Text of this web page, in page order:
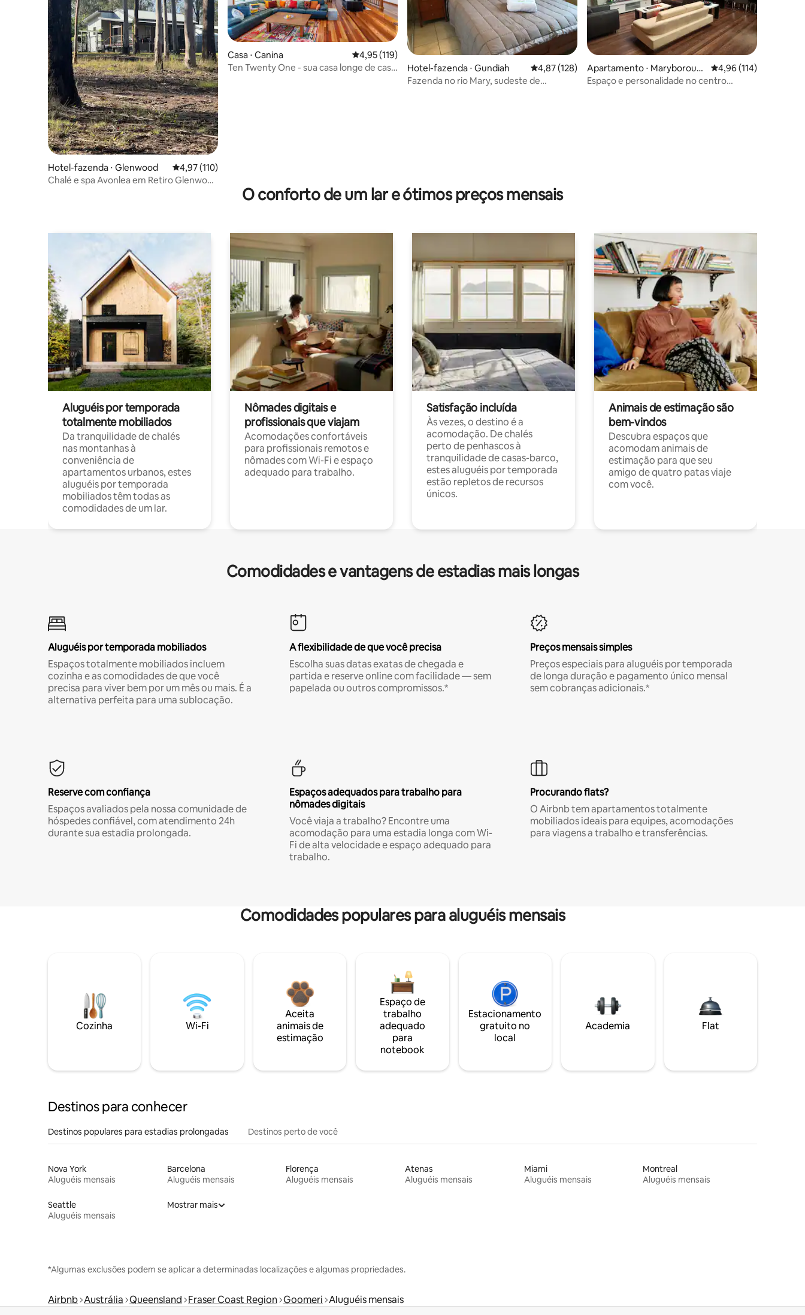
Hotel-fazenda ⋅ Glenwood 4,97 de uma avaliação média de 5, 110 avaliações
4,97 (110)
Chalé e spa Avonlea em Retiro Glenwood
Casa ⋅ Canina 4,95 de uma avaliação média de 5, 119 avaliações
4,95 (119)
Ten Twenty One - sua casa longe de casa
Hotel-fazenda ⋅ Gundiah 4,87 de uma avaliação média de 5, 128 avaliações
4,87 (128)
Fazenda no rio Mary, sudeste de
Apartamento ⋅ Maryboroug
h
4,96 de uma avaliação
4,96 (114)
Espaço e personalidade no centro
O conforto de um lar e ótimos preços mensais
Aluguéis por temporada
totalmente mobiliados
Da tranquilidade de chalés
nas montanhas à
conveniência de
apartamentos urbanos, estes
aluguéis por temporada
mobiliados têm todas as
comodidades de um lar.
Nômades digitais e
profissionais que viajam
Acomodações confortáveis
para profissionais remotos e
nômades com Wi-Fi e espaço
adequado para trabalho.
Satisfação incluída
Às vezes, o destino é a
acomodação. De chalés
perto de penhascos à
tranquilidade de casas-barco,
estes aluguéis por temporada
estão repletos de recursos
únicos.
Animais de estimação são
bem-vindos
Descubra espaços que
acomodam animais de
estimação para que seu
amigo de quatro patas viaje
com você.
Comodidades e vantagens de estadias mais longas
Aluguéis por temporada mobiliados
Espaços totalmente mobiliados incluem
cozinha e as comodidades de que você
precisa para viver bem por um mês ou mais. É a
alternativa perfeita para uma sublocação.
A flexibilidade de que você precisa
Escolha suas datas exatas de chegada e
partida e reserve online com facilidade — sem
papelada ou outros compromissos.*
Preços mensais simples
Preços especiais para aluguéis por temporada
de longa duração e pagamento único mensal
sem cobranças adicionais.*
Reserve com confiança
Espaços avaliados pela nossa comunidade de
hóspedes confiável, com atendimento 24h
durante sua estadia prolongada.
Espaços adequados para trabalho para
nômades digitais
Você viaja a trabalho? Encontre uma
acomodação para uma estadia longa com Wi-
Fi de alta velocidade e espaço adequado para
trabalho.
Procurando flats?
O Airbnb tem apartamentos totalmente
mobiliados ideais para equipes, acomodações
para viagens a trabalho e transferências.
Comodidades populares para aluguéis mensais
Cozinha Wi-Fi
Aceita
animais de
estimação
Espaço de
trabalho
adequado
para
notebook
Estacionamento
gratuito no
local
Academia Flat
Destinos para conhecer
Destinos populares para estadias prolongadas Destinos perto de você
Nova York
Aluguéis mensais
Barcelona
Aluguéis mensais
Florença
Aluguéis mensais
Atenas
Aluguéis mensais
Miami
Aluguéis mensais
Montreal
Aluguéis mensais
Seattle
Aluguéis mensais
Mostrar mais
*Algumas exclusões podem se aplicar a determinadas localizações e algumas propriedades.
Airbnb Austrália Queensland Fraser Coast Region Goomeri Aluguéis mensais